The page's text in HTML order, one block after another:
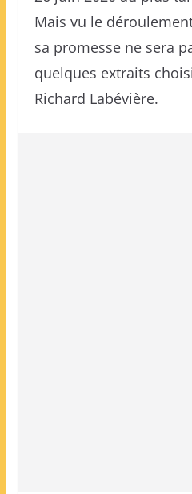
Mais vu le
sa promesse ne sera
quelques extraits
Richard Labévière.